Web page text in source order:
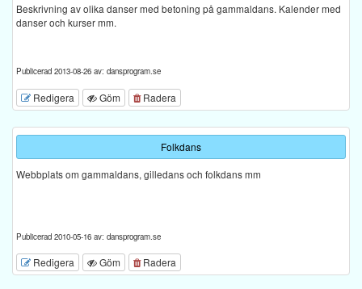
Beskrivning av olika danser med betoning på gammaldans. Kalender med
danser och kurser mm.
Publicerad 2013-08-26 av: dansprogram.se
Redigera Göm Radera
Folkdans
Webbplats om gammaldans, gilledans och folkdans mm
Publicerad 2010-05-16 av: dansprogram.se
Redigera Göm Radera